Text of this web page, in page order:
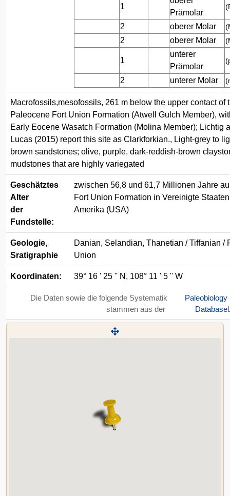
1
Prämolar
2 oberer Molar
2 oberer Molar
1
unterer
Prämolar
2 unterer Molar
Macrofossils,mesofossils, 261 m below the upper contact of
Paleocene Fort Union Formation (Atwell Gulch Member),
Early Eocene Wasatch Formation (Molina Member); Lichtig
Lucas (2015) report this site as Clarkforkian., Light-grey to
brown sandstones; olive, purple, dark-reddish-brown
mudstones that are highly variegated
Geschätztes
Alter
der
Fundstelle:
zwischen 56,8 und 61,7 Millionen Jahre
Fort Union Formation in Vereinigte
Amerika (USA)
Geologie,
Sratigraphie
Danian, Selandian, Thanetian / Tiffanian /
Union
Koordinaten: 39° 16 ' 25 '' N, 108° 11 ' 5 '' W
Die Daten sowie die folgende Systematik
stammen aus der
Paleobiology
Database